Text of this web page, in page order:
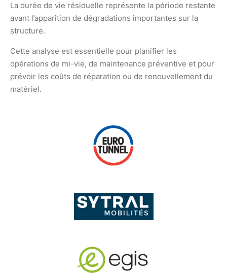
La durée de vie résiduelle représente la période restante
avant l’apparition de dégradations importantes sur la
structure.
Cette analyse est essentielle pour planifier les
opérations de mi-vie, de maintenance préventive et pour
prévoir les coûts de réparation ou de renouvellement du
matériel.